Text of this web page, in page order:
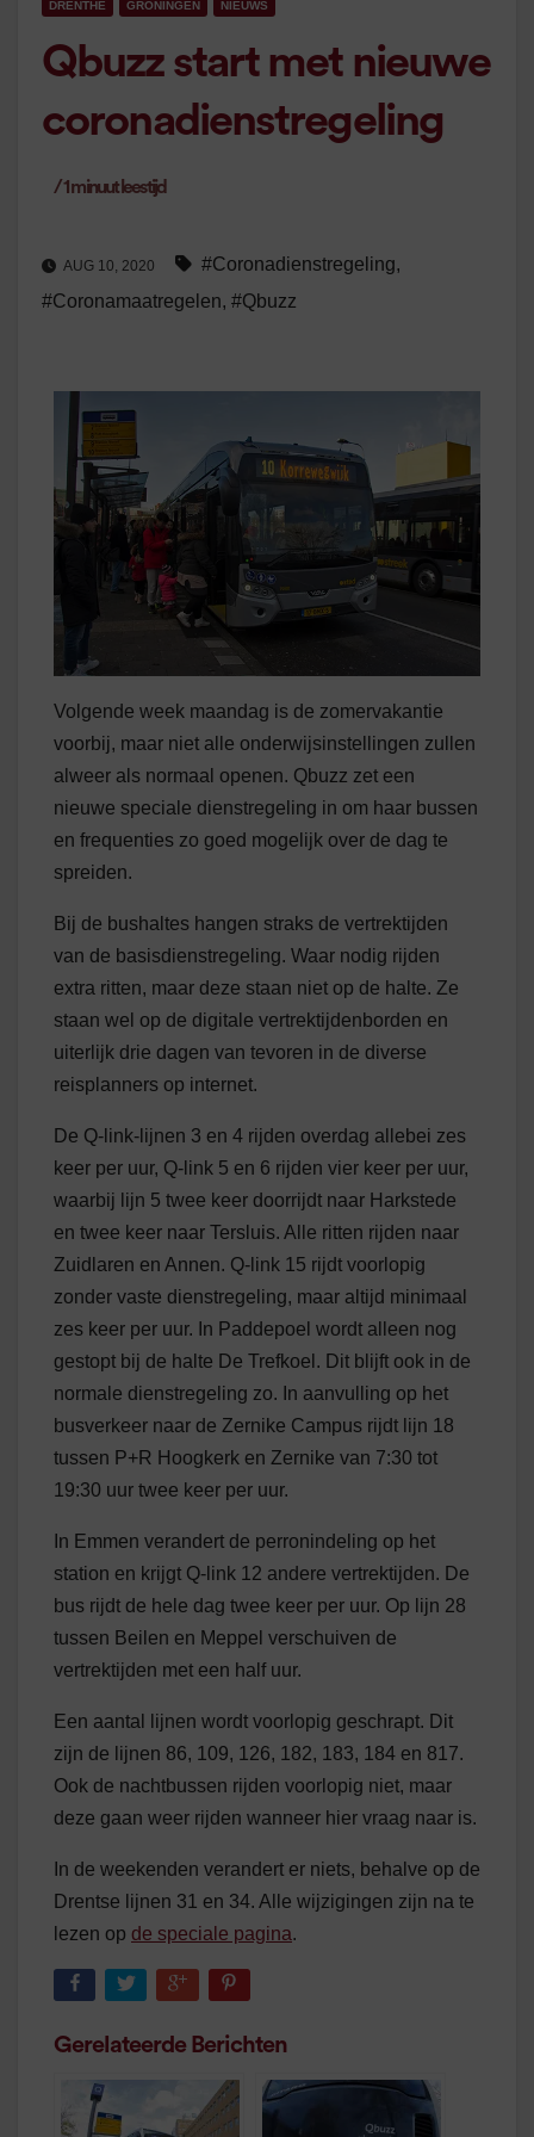
DRENTHE GRONINGEN NIEUWS
Qbuzz start met nieuwe
coronadienstregeling
/1 minuut leestijd
AUG 10, 2020 #Coronadienstregeling,
#Coronamaatregelen, #Qbuzz
Volgende week maandag is de zomervakantie
voorbij, maar niet alle onderwijsinstellingen zullen
alweer als normaal openen. Qbuzz zet een
nieuwe speciale dienstregeling in om haar bussen
en frequenties zo goed mogelijk over de dag te
spreiden.
Bij de bushaltes hangen straks de vertrektijden
van de basisdienstregeling. Waar nodig rijden
extra ritten, maar deze staan niet op de halte. Ze
staan wel op de digitale vertrektijdenborden en
uiterlijk drie dagen van tevoren in de diverse
reisplanners op internet.
De Q-link-lijnen 3 en 4 rijden overdag allebei zes
keer per uur, Q-link 5 en 6 rijden vier keer per uur,
waarbij lijn 5 twee keer doorrijdt naar Harkstede
en twee keer naar Tersluis. Alle ritten rijden naar
Zuidlaren en Annen. Q-link 15 rijdt voorlopig
zonder vaste dienstregeling, maar altijd minimaal
zes keer per uur. In Paddepoel wordt alleen nog
gestopt bij de halte De Trefkoel. Dit blijft ook in de
normale dienstregeling zo. In aanvulling op het
busverkeer naar de Zernike Campus rijdt lijn 18
tussen P+R Hoogkerk en Zernike van 7:30 tot
19:30 uur twee keer per uur.
In Emmen verandert de perronindeling op het
station en krijgt Q-link 12 andere vertrektijden. De
bus rijdt de hele dag twee keer per uur. Op lijn 28
tussen Beilen en Meppel verschuiven de
vertrektijden met een half uur.
Een aantal lijnen wordt voorlopig geschrapt. Dit
zijn de lijnen 86, 109, 126, 182, 183, 184 en 817.
Ook de nachtbussen rijden voorlopig niet, maar
deze gaan weer rijden wanneer hier vraag naar is.
In de weekenden verandert er niets, behalve op de
Drentse lijnen 31 en 34. Alle wijzigingen zijn na te
lezen op de speciale pagina.
Gerelateerde Berichten